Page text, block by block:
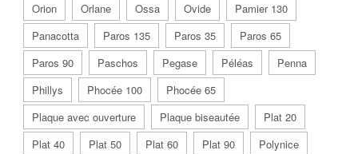
Orion
Orlane Ossa Ovide
Pamier 130
Panacotta
Paros 135 Paros 35
Paros 65
Paros 90
Paschos Pegase Péléas
Penna
Phillys
Phocée 100
Phocée 65
Plaque avec ouverture
Plaque biseautée
Plat 20
Plat 40
Plat 50 Plat 60 Plat 90
Polynice